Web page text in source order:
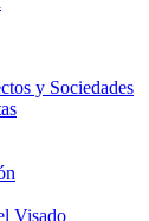
y Sociedades
Visado